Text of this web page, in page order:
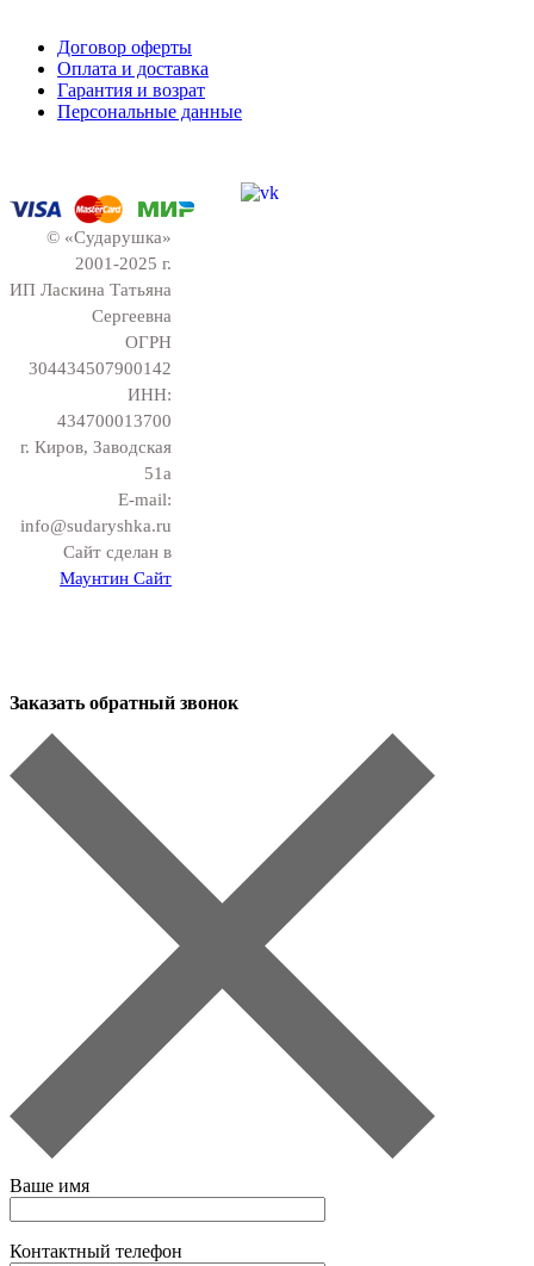
Договор оферты
Оплата и доставка
Гарантия и возрат
Персональные данные
© «Сударушка»
2001-2025 г.
ИП Ласкина Татьяна
Сергеевна
ОГРН
304434507900142
ИНН:
434700013700
г. Киров, Заводская
51а
E-mail:
info@sudaryshka.ru
Сайт сделан в
Маунтин Сайт
Заказать обратный звонок
Ваше имя
Контактный телефон